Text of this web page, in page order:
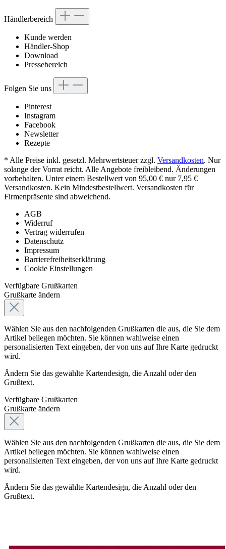
Händlerbereich
Kunde werden
Händler-Shop
Download
Pressebereich
Folgen Sie uns
Pinterest
Instagram
Facebook
Newsletter
Rezepte
* Alle Preise inkl. gesetzl. Mehrwertsteuer zzgl. Versandkosten. Nur
solange der Vorrat reicht. Alle Angebote freibleibend. Änderungen
vorbehalten. Unter einem Bestellwert von 95,00 € nur 7,95 €
Versandkosten. Kein Mindestbestellwert. Versandkosten für
Firmenpräsente sind abweichend.
AGB
Widerruf
Vertrag widerrufen
Datenschutz
Impressum
Barrierefreiheitserklärung
Cookie Einstellungen
Verfügbare Grußkarten
Grußkarte ändern
Wählen Sie aus den nachfolgenden Grußkarten die aus, die Sie dem
Artikel beilegen möchten. Sie können wahlweise einen
personalisierten Text eingeben, der von uns auf Ihre Karte gedruckt
wird.
Ändern Sie das gewählte Kartendesign, die Anzahl oder den
Grußtext.
Verfügbare Grußkarten
Grußkarte ändern
Wählen Sie aus den nachfolgenden Grußkarten die aus, die Sie dem
Artikel beilegen möchten. Sie können wahlweise einen
personalisierten Text eingeben, der von uns auf Ihre Karte gedruckt
wird.
Ändern Sie das gewählte Kartendesign, die Anzahl oder den
Grußtext.